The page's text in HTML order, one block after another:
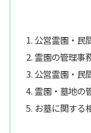
公営霊園・民
霊園の管理事
公営霊園・民
霊園・墓地の
お墓に関する